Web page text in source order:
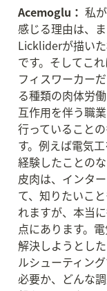
Acemoglu： 私
感じる理由は、
Lickliderが描い
です。そしてこ
フィスワーカー
る種類の肉体労
互作用を伴う職
行っていること
す。例えば電気
経験したことの
皮肉は、インタ
て、知りたいこ
れますが、本当
点にあります。
解決しようとし
ルシューティン
必要か、どんな